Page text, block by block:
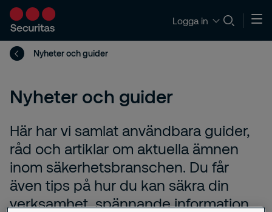
Logga in
Nyheter och guider
Nyheter och guider
Här har vi samlat användbara guider,
råd och artiklar om aktuella ämnen
inom säkerhetsbranschen. Du får
även tips på hur du kan säkra din
verksamhet, spännande information